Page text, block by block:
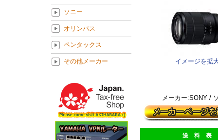
イメージを拡
メーカー:SONY /
送 料 表
ソニー
オリンパス
ペンタックス
その他メーカー